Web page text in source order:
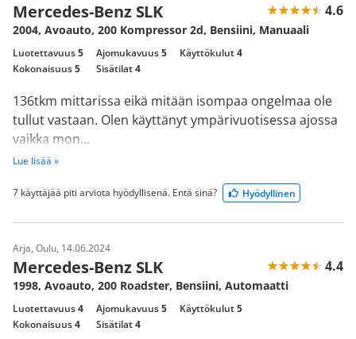
Mercedes-Benz SLK 4.6
2004, Avoauto, 200 Kompressor 2d, Bensiini, Manuaali
Luotettavuus5 Ajomukavuus5 Käyttökulut4
Kokonaisuus5 Sisätilat4
136tkm mittarissa eikä mitään isompaa ongelmaa ole
tullut vastaan. Olen käyttänyt ympärivuotisessa ajossa
vaikka mon...
Lue lisää »
7 käyttäjää piti arviota hyödyllisenä. Entä sinä? Hyödyllinen
Arja, Oulu, 14.06.2024
Mercedes-Benz SLK 4.4
1998, Avoauto, 200 Roadster, Bensiini, Automaatti
Luotettavuus4 Ajomukavuus5 Käyttökulut5
Kokonaisuus4 Sisätilat4